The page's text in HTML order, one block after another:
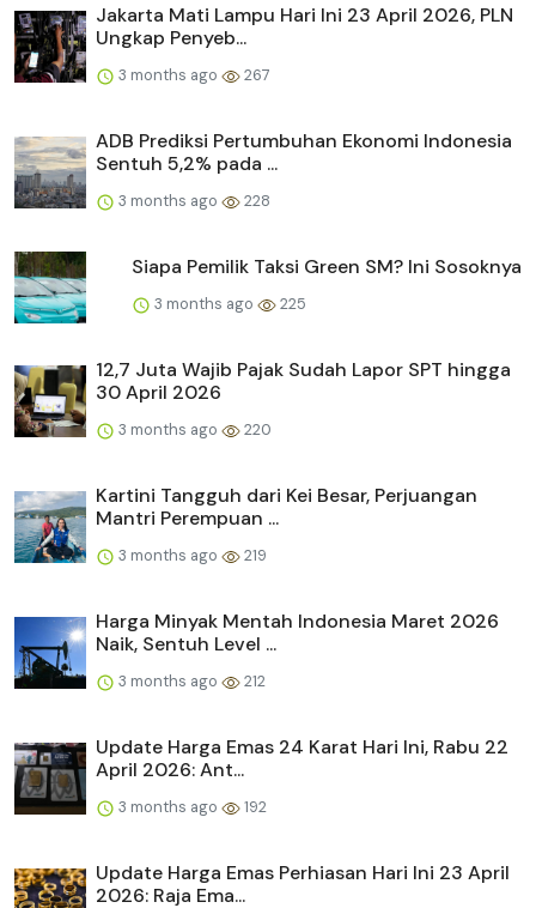
Jakarta Mati Lampu Hari Ini 23 April 2026, PLN
Ungkap Penyeb...
3 months ago 267
ADB Prediksi Pertumbuhan Ekonomi Indonesia
Sentuh 5,2% pada ...
3 months ago 228
Siapa Pemilik Taksi Green SM? Ini Sosoknya
3 months ago 225
12,7 Juta Wajib Pajak Sudah Lapor SPT hingga
30 April 2026
3 months ago 220
Kartini Tangguh dari Kei Besar, Perjuangan
Mantri Perempuan ...
3 months ago 219
Harga Minyak Mentah Indonesia Maret 2026
Naik, Sentuh Level ...
3 months ago 212
Update Harga Emas 24 Karat Hari Ini, Rabu 22
April 2026: Ant...
3 months ago 192
Update Harga Emas Perhiasan Hari Ini 23 April
2026: Raja Ema...